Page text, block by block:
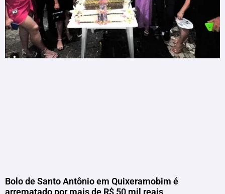
Bolo de Santo Antônio em Quixeramobim é
arrematado por mais de R$ 50 mil reais